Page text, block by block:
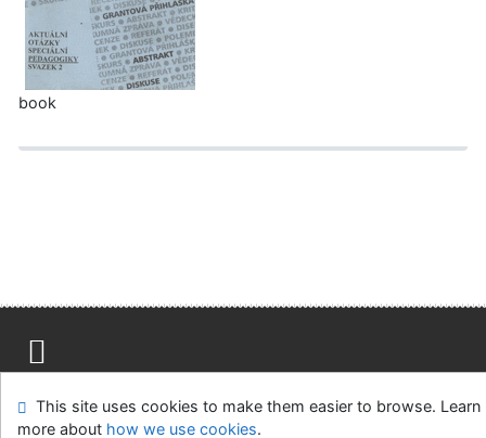
book
Feedback form
Cookie settings
This site uses cookies to make them easier to browse. Learn
more about how we use cookies.